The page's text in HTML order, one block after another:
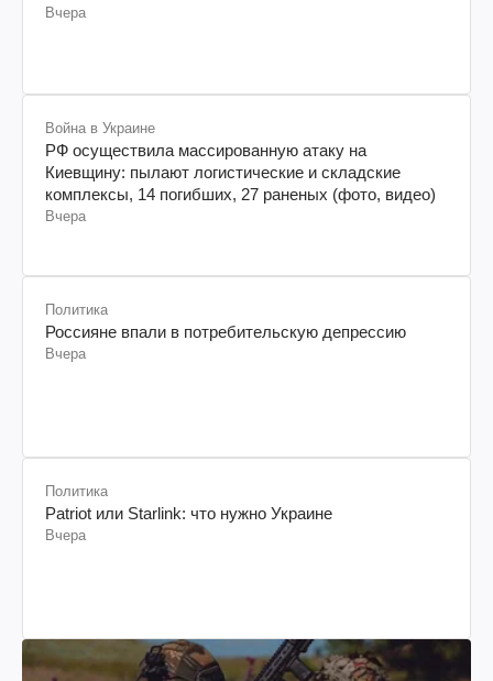
в возрасте 32 миллиона лет (фото)
Война в Украине
РФ осуществила массированную атаку на
Киевщину: пылают логистические и складские
комплексы, 14 погибших, 27 раненых (фото, видео)
Политика
Россияне впали в потребительскую депрессию
Политика
Patriot или Starlink: что нужно Украине